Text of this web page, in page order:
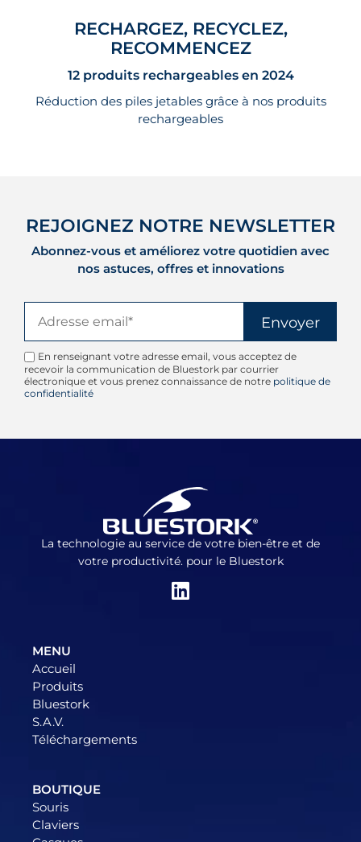
RECHARGEZ, RECYCLEZ,
RECOMMENCEZ
12 produits rechargeables en 2024
Réduction des piles jetables grâce à nos produits
rechargeables
REJOIGNEZ NOTRE NEWSLETTER
Abonnez-vous et améliorez votre quotidien avec
nos astuces, offres et innovations
En renseignant votre adresse email, vous acceptez de
recevoir la communication de Bluestork par courrier
électronique et vous prenez connaissance de notre politique de
confidentialité
La technologie au service de votre bien-être et de
votre productivité. pour le Bluestork
MENU
Accueil
Produits
Bluestork
S.A.V.
Téléchargements
BOUTIQUE
Souris
Claviers